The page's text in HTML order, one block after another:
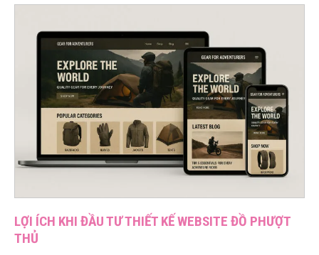
LỢI ÍCH KHI ĐẦU TƯ THIẾT KẾ WEBSITE ĐỒ PHƯỢT
THỦ